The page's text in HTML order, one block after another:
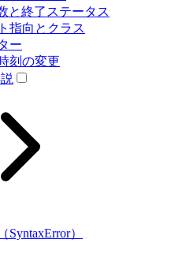
と終了ステータス
指向とクラス
ー
刻の変更
）